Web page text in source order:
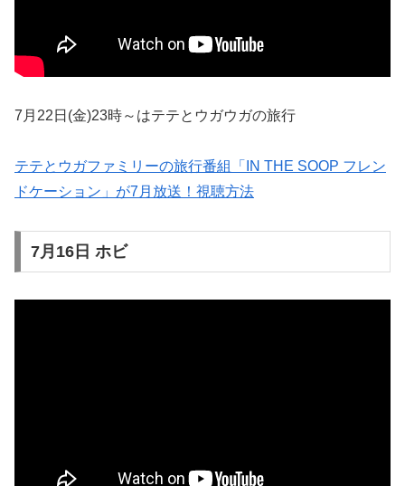
7月22日(金)23時～はテテとウガウガの旅行
テテとウガファミリーの旅行番組「IN THE SOOP フレン
ドケーション」が7月放送！視聴方法
7月16日 ホビ